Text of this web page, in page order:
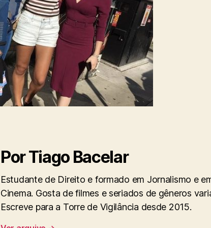
Por Tiago Bacelar
Estudante de Direito e formado em Jornalismo e
Cinema. Gosta de filmes e seriados de gêneros
Escreve para a Torre de Vigilância desde 2015.